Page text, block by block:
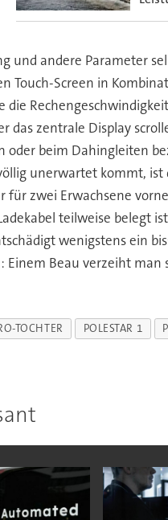
und andere Parameter
Touch-Screen in
das zentrale Display
beim Dahingleiten
unerwartet kommt,
für zwei Erwachsene
teilweise belegt
wenigstens ein
Beau verzeiht man
TOCHTER POLESTAR 1